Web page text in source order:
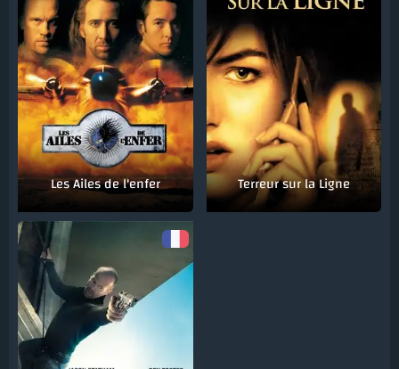
Les Ailes de l'enfer Terreur sur la Ligne